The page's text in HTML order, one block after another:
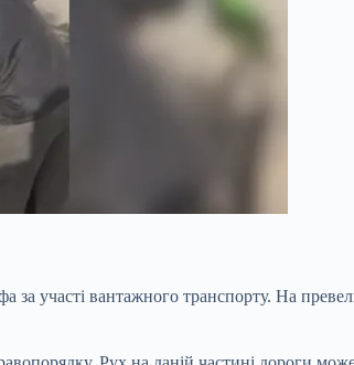
за участі вантажного транспорту. На